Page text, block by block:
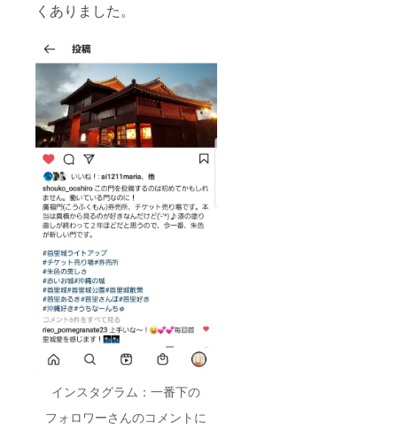
くありました。
インスタグラム：一番下の
フォロワーさんのコメントに